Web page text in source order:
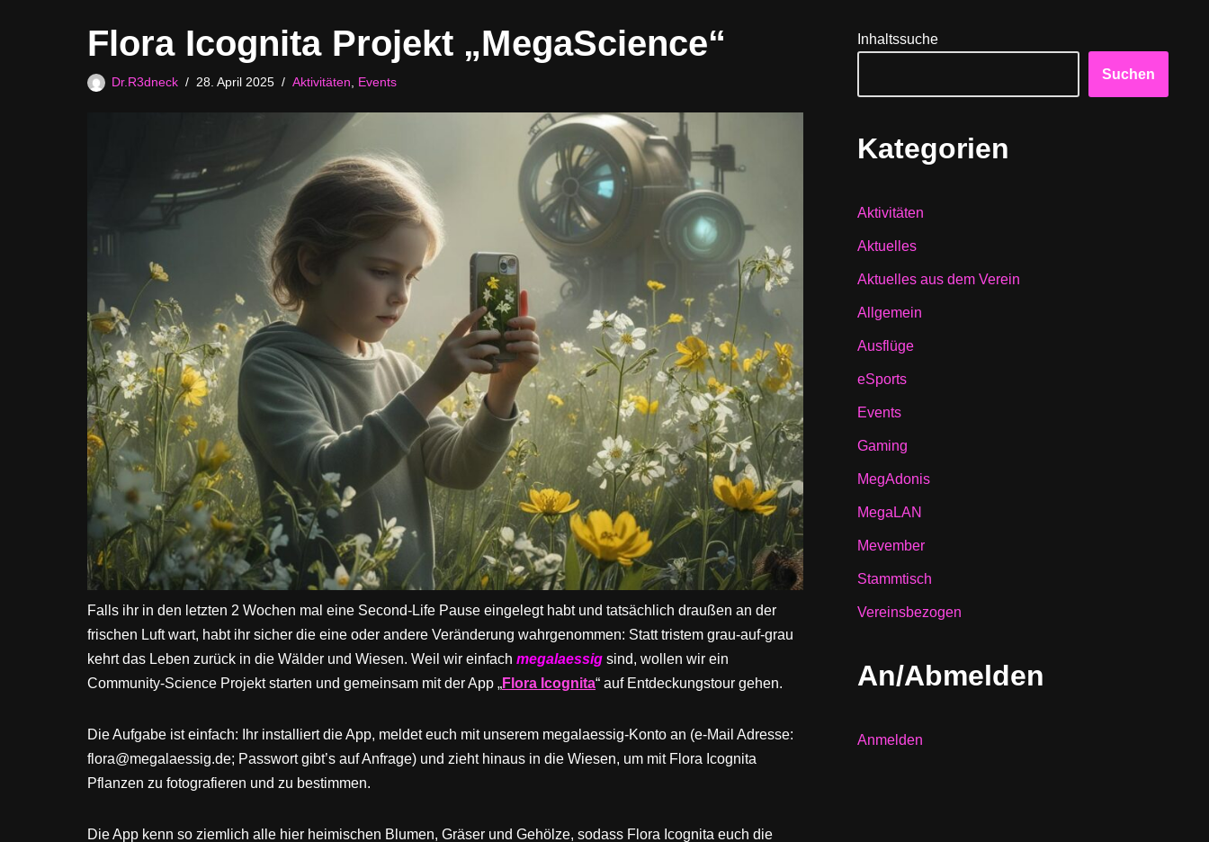
Flora Icognita Projekt „MegaScience“
Dr.R3dneck 28. April 2025 Aktivitäten, Events
Falls ihr in den letzten 2 Wochen mal eine Second-Life Pause eingelegt habt und tatsächlich draußen an der
frischen Luft wart, habt ihr sicher die eine oder andere Veränderung wahrgenommen: Statt tristem grau-auf-grau
kehrt das Leben zurück in die Wälder und Wiesen. Weil wir einfach megalaessig sind, wollen wir ein
Community-Science Projekt starten und gemeinsam mit der App „Flora Icognita“ auf Entdeckungstour gehen.
Die Aufgabe ist einfach: Ihr installiert die App, meldet euch mit unserem megalaessig-Konto an (e-Mail Adresse:
flora@megalaessig.de; Passwort gibt’s auf Anfrage) und zieht hinaus in die Wiesen, um mit Flora Icognita
Pflanzen zu fotografieren und zu bestimmen.
Die App kenn so ziemlich alle hier heimischen Blumen, Gräser und Gehölze, sodass Flora Icognita euch die
Inhaltssuche
Suchen
Kategorien
Aktivitäten
Aktuelles
Aktuelles aus dem Verein
Allgemein
Ausflüge
eSports
Events
Gaming
MegAdonis
MegaLAN
Mevember
Stammtisch
Vereinsbezogen
An/Abmelden
Anmelden